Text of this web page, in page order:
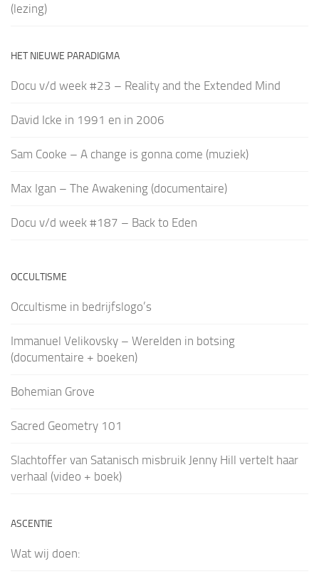
(lezing)
HET NIEUWE PARADIGMA
Docu v/d week #23 – Reality and the Extended Mind
David Icke in 1991 en in 2006
Sam Cooke – A change is gonna come (muziek)
Max Igan – The Awakening (documentaire)
Docu v/d week #187 – Back to Eden
OCCULTISME
Occultisme in bedrijfslogo’s
Immanuel Velikovsky – Werelden in botsing
(documentaire + boeken)
Bohemian Grove
Sacred Geometry 101
Slachtoffer van Satanisch misbruik Jenny Hill vertelt haar
verhaal (video + boek)
ASCENTIE
Wat wij doen: